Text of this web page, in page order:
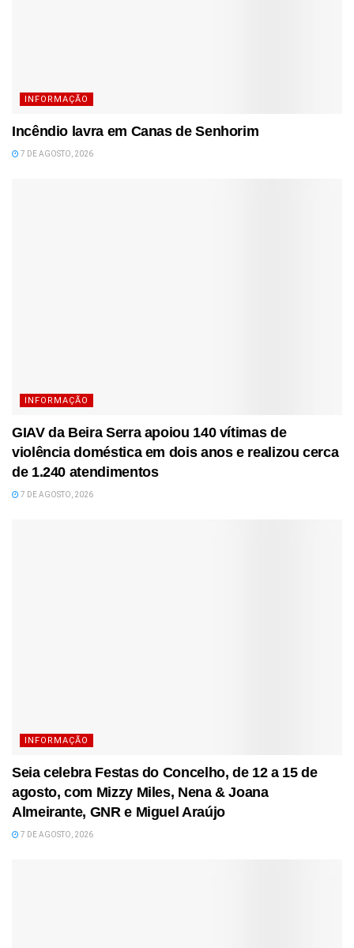
INFORMAÇÃO
Incêndio lavra em Canas de Senhorim
7 DE AGOSTO, 2026
INFORMAÇÃO
GIAV da Beira Serra apoiou 140 vítimas de
violência doméstica em dois anos e realizou cerca
de 1.240 atendimentos
7 DE AGOSTO, 2026
INFORMAÇÃO
Seia celebra Festas do Concelho, de 12 a 15 de
agosto, com Mizzy Miles, Nena & Joana
Almeirante, GNR e Miguel Araújo
7 DE AGOSTO, 2026